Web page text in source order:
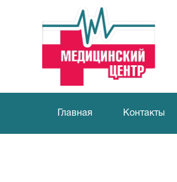
Главная Контакты